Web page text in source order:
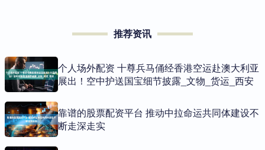
推荐资讯
个人场外配资 十尊兵马俑经香港空运赴澳大利亚
展出！空中护送国宝细节披露_文物_货运_西安
靠谱的股票配资平台 推动中拉命运共同体建设不
断走深走实